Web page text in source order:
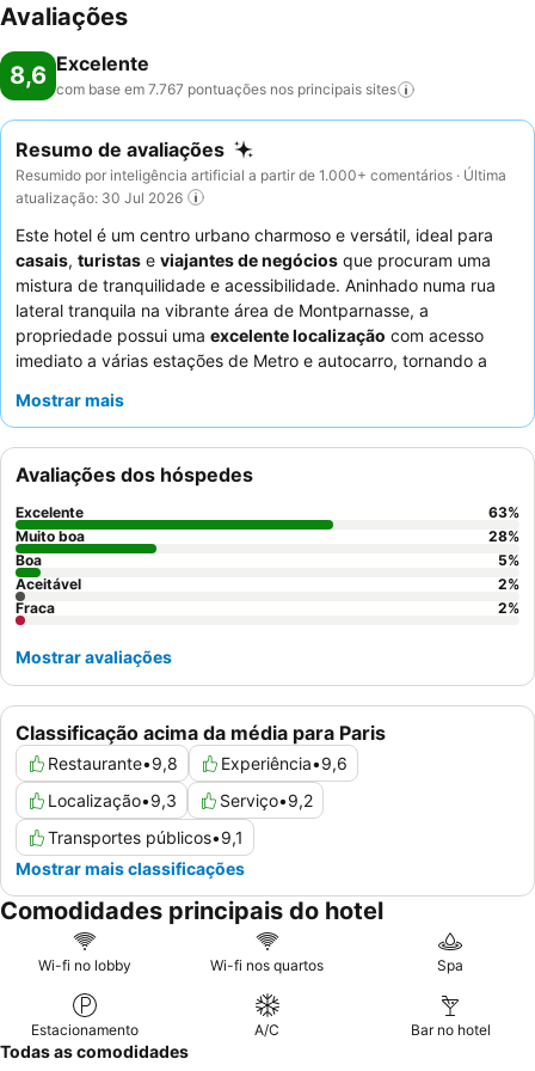
Avaliações
8,6 Excelente
com base em 7.767 pontuações nos principais sites
Resumo de avaliações
Resumido por inteligência artificial a partir de 1.000+ comentários · Última
atualização: 30 Jul 2026
Este hotel é um centro urbano charmoso e versátil, ideal para
casais, turistas e viajantes de negócios que procuram uma
mistura de tranquilidade e acessibilidade. Aninhado numa rua
lateral tranquila na vibrante área de Montparnasse, a
propriedade possui uma excelente localização com acesso
imediato a várias estações de Metro e autocarro, tornando a
saunapara relaxamento dos hóspedes e uma sala de reuniões
negócios. Os hóspedes elogiam consistentemente o
excecionalmente caloroso e profissional
buffet de pequeno-almoço
, que oferece uma vasta gama de
opções de qualidade. Para uma estadia mais tranquila, os
hóspedes devem considerar solicitar um quarto virado para o
jardim.
Mostrar mais
Classificação acima da média para Paris
Restaurante•9,8 Experiência•9,6
Localização•9,3 Serviço•9,2
Transportes públicos•9,1
Mostrar mais classificações
Avaliações dos hóspedes
Excelente 63%
Muito boa
28%
Boa
5%
Aceitável
2%
Fraca
2%
Mostrar avaliações
Comodidades principais do hotel
Wi-fi no lobby Wi-fi nos quartos Spa
Estacionamento A/C Bar no hotel
Todas as comodidades